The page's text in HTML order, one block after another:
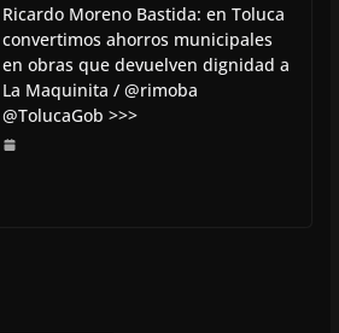
Ricardo Moreno Bastida: en Toluca
convertimos ahorros municipales
en obras que devuelven dignidad a
La Maquinita / @rimoba
@TolucaGob >>>